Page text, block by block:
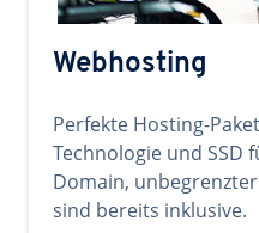
Webhosting
Perfekte Hosting-
Technologie und SSD
Domain,
sind bereits inklusive.